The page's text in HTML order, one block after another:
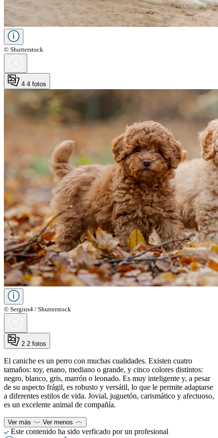
© Shutterstock
4 4 fotos
© Sergius4 / Shutterstock
2 2 fotos
El caniche es un perro con muchas cualidades. Existen cuatro
tamaños: toy, enano, mediano o grande, y cinco colores distintos:
negro, blanco, gris, marrón o leonado. Es muy inteligente y, a pesar
de su aspecto frágil, es robusto y versátil, lo que le permite adaptarse
a diferentes estilos de vida. Jovial, juguetón, carismático y afectuoso,
es un excelente animal de compañía.
Ver más Ver menos
Este contenido ha sido verficado por un profesional